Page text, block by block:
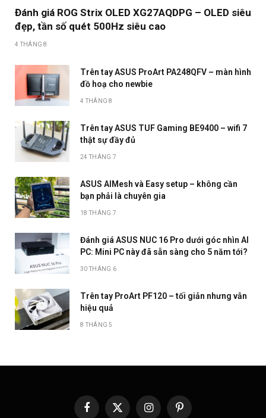
Đánh giá ROG Strix OLED XG27AQDPG – OLED siêu
đẹp, tần số quét 500Hz siêu cao
4 THÁNG 8
Trên tay ASUS ProArt PA248QFV – màn hình
đồ hoạ cho newbie
4 THÁNG 8
Trên tay ASUS TUF Gaming BE9400 – wifi 7
thật sự đầy đủ
24 THÁNG 7
ASUS AIMesh và Easy setup – không cần
bạn phải là chuyên gia
18 THÁNG 7
Đánh giá ASUS NUC 16 Pro dưới góc nhìn AI
PC: Mini PC này đã sẵn sàng cho 5 năm tới?
30 THÁNG 6
Trên tay ProArt PF120 – tối giản nhưng vẫn
hiệu quả
8 THÁNG 5
Facebook
X InstagramPinterest